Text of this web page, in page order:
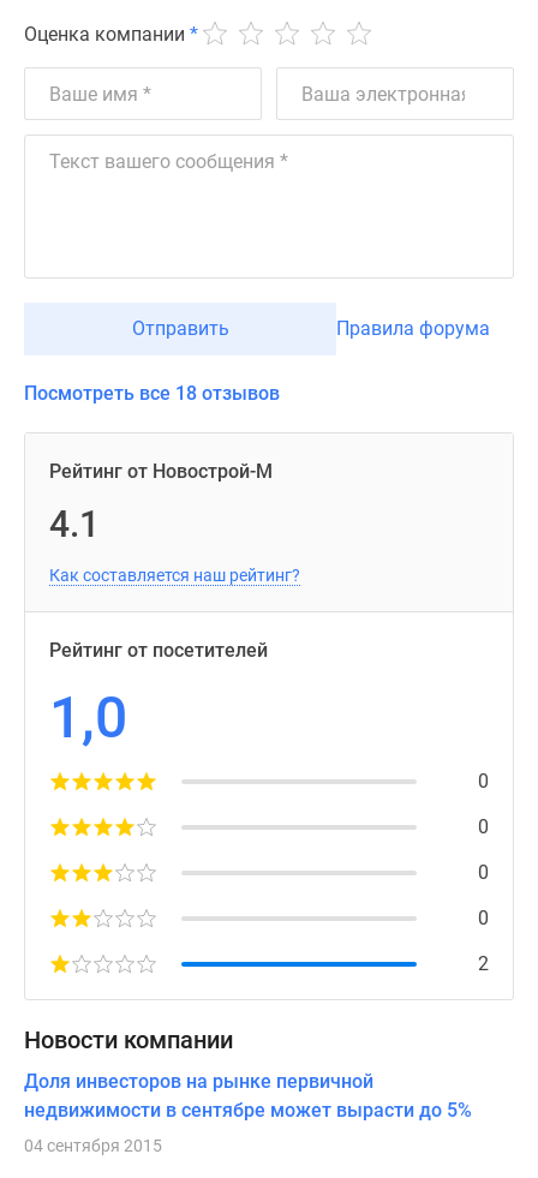
Оценка компании *
Отправить Правила форума
Посмотреть все 18 отзывов
Рейтинг от Новострой-М
4.1
Как составляется наш рейтинг?
Рейтинг от посетителей
1,0
0
0
0
0
2
Новости компании
Доля инвесторов на рынке первичной
недвижимости в сентябре может вырасти до 5%
04 сентября 2015